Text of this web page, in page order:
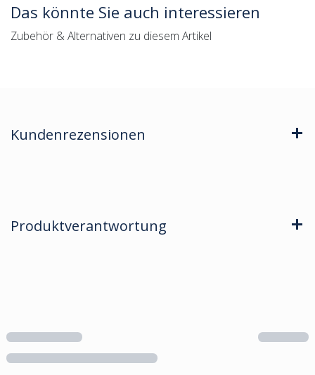
Das könnte Sie auch interessieren
Zubehör & Alternativen zu diesem Artikel
Kundenrezensionen
Produktverantwortung